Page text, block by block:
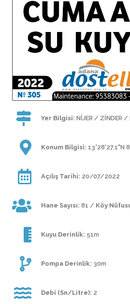
Yer Bilgisi: NİJER / ZİNDER /
Konum Bilgisi: 13°28'27.1"N
Açılış Tarihi: 20/07/2022
Hane Sayısı: 81 / Köy
Kuyu Derinlik: 51m
Pompa Derinlik: 30m
Debi (Sn/Litre): 2